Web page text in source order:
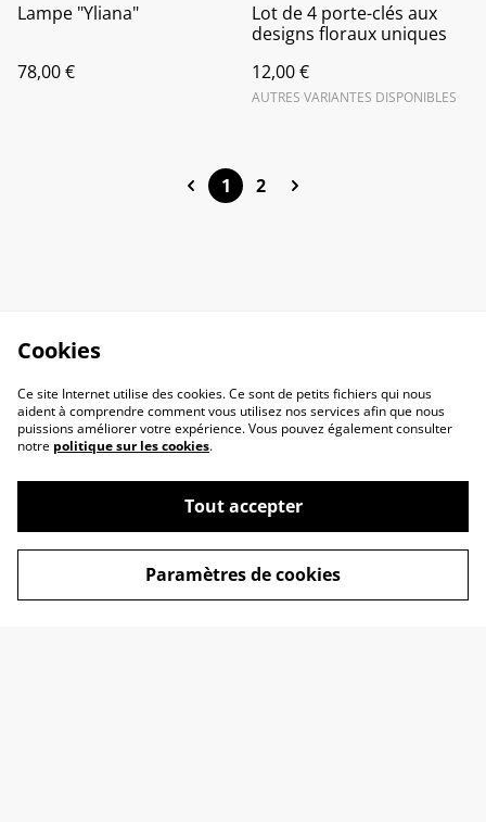
Lampe "Yliana"
78,00 €
Lot de 4 porte-clés aux
designs floraux uniques
12,00 €
AUTRES VARIANTES DISPONIBLES
1 2
Contactez-nous
Conditions
Politique de
confidentialité
Politique de cookies
Cookies
Ce site Internet utilise des cookies. Ce sont de petits fichiers qui nous
aident à comprendre comment vous utilisez nos services afin que nous
puissions améliorer votre expérience. Vous pouvez également consulter
notre politique sur les cookies.
Tout accepter
Paramètres de cookies